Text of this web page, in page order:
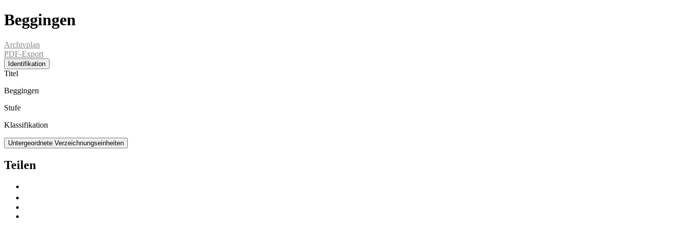
Beggingen
Archivplan
PDF-Export
Identifikation
Titel
Beggingen
Stufe
Klassifikation
Untergeordnete Verzeichnungseinheiten
Teilen